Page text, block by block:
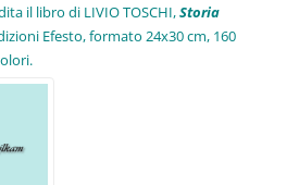
il libro di LIVIO TOSCHI,Storia
Efesto, formato 24x30 cm, 160